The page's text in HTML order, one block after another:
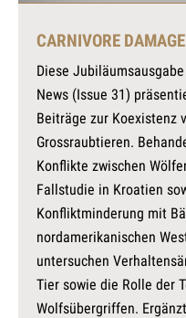
CARNIVORE
Diese
News (Issue 31)
Beiträge zur Koexistenz
Grossraubtieren.
Konflikte zwischen
Fallstudie in Kroatien
Konfliktminderung mit
nordamerikanischen
untersuchen
Tier sowie die Rolle der
Wolfsübergriffen.